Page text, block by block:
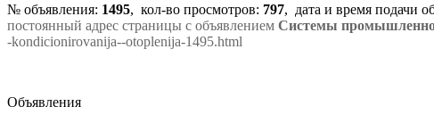
№ объявления: 1495, кол-во просмотров: 797, дата и время подачи
постоянный адрес страницы с объявлением Системы
-kondicionirovanija--otoplenija-1495.html
Объявления